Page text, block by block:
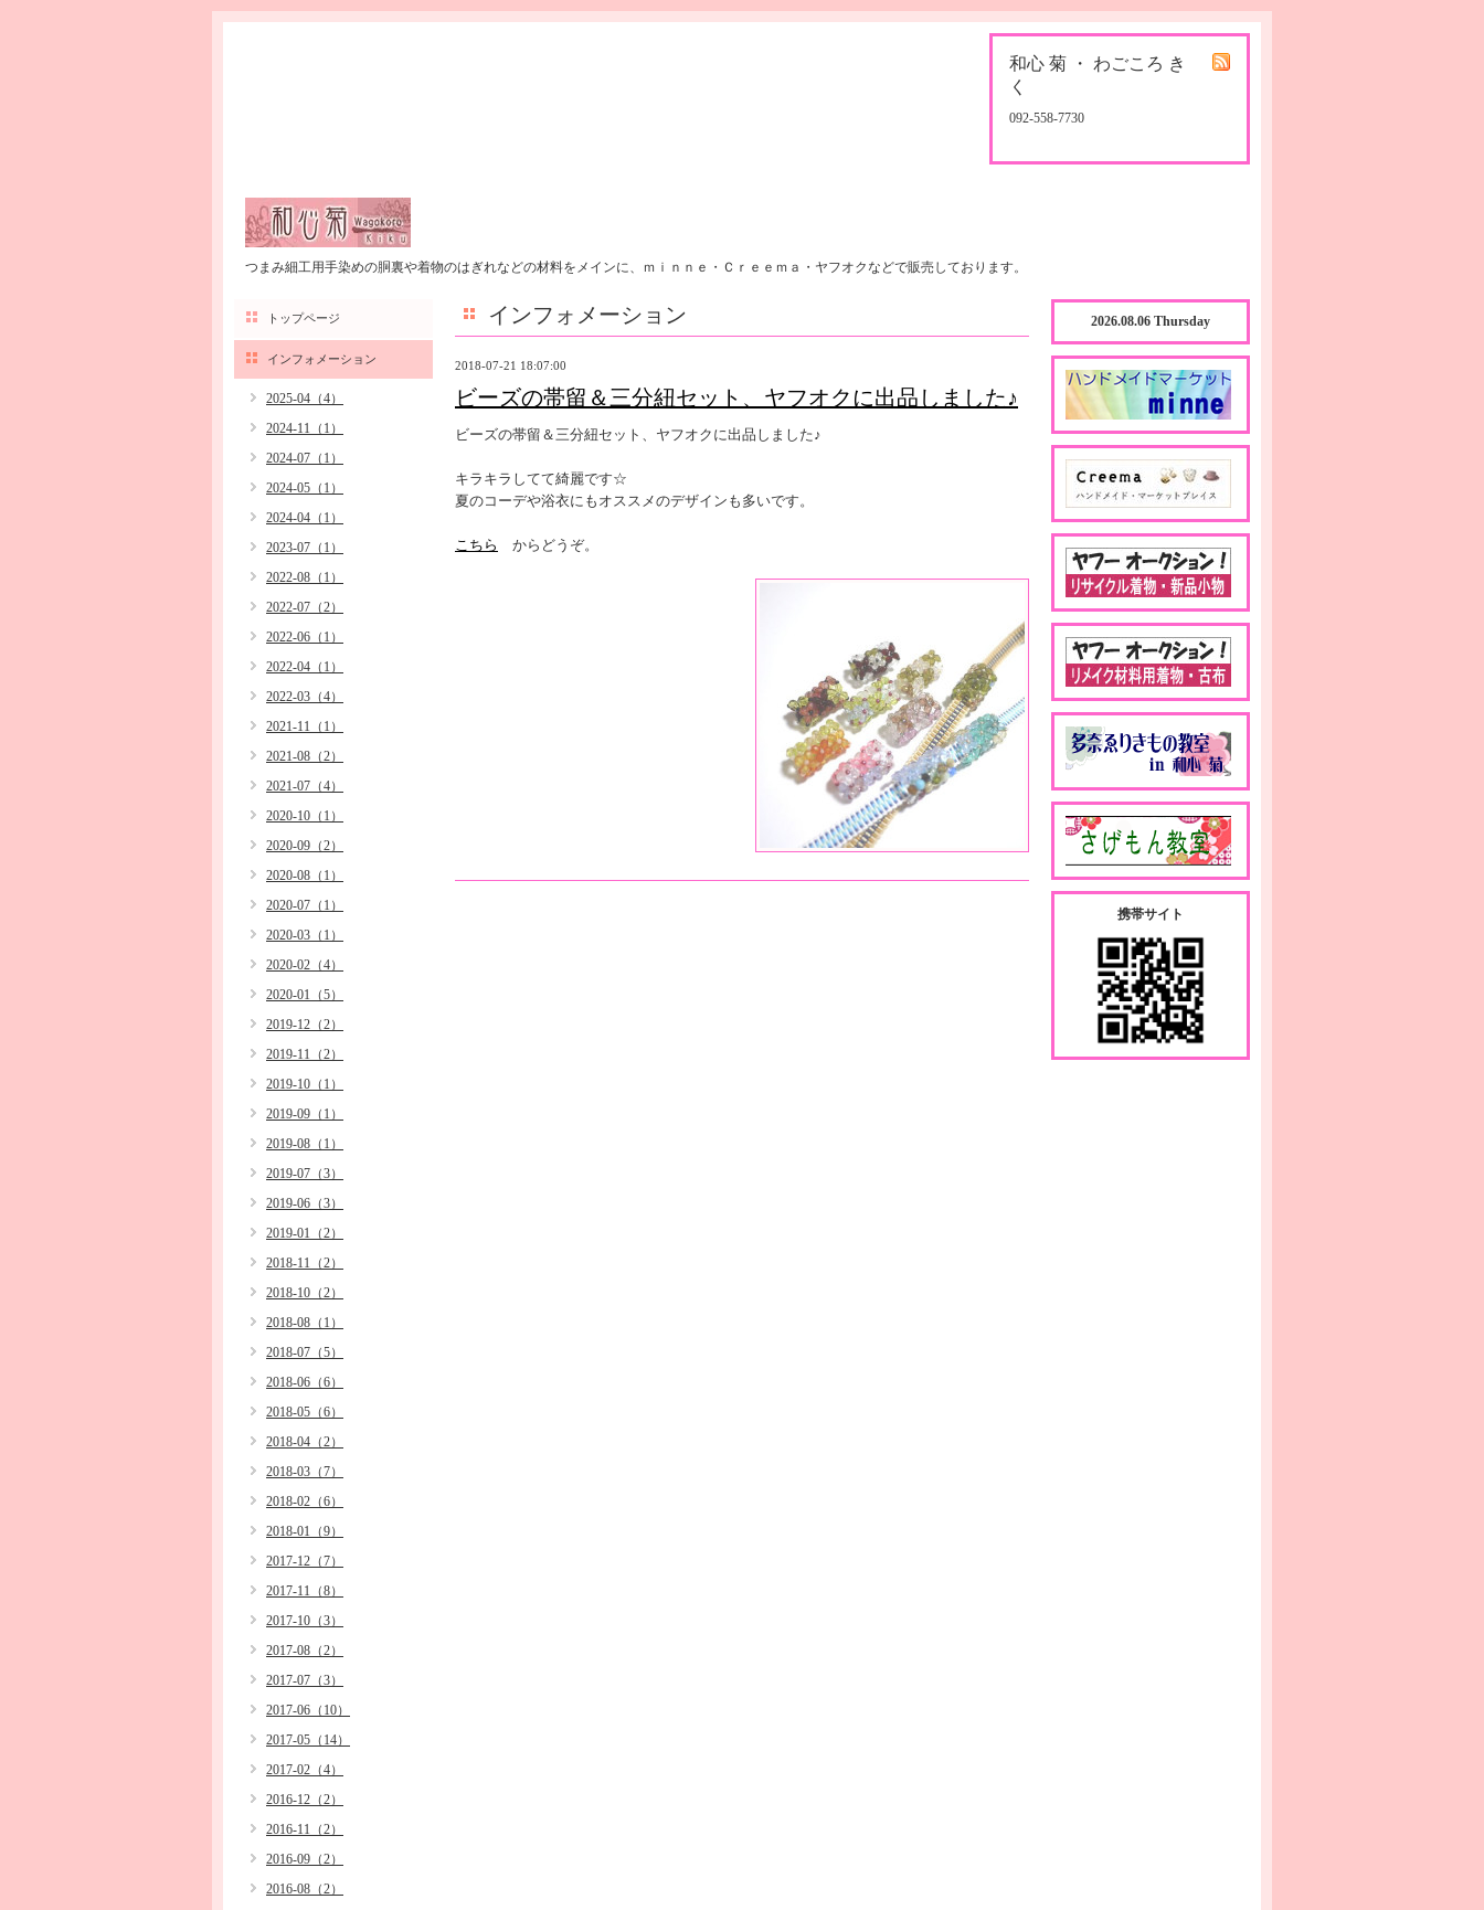
和心 菊 ・ わごころ き
く
092-558-7730
つまみ細工用手染めの胴裏や着物のはぎれなどの材料をメインに、ｍｉｎｎｅ・Ｃｒｅｅｍａ・ヤフオクなどで販売しております。
インフォメーション
2018-07-21 18:07:00
ビーズの帯留＆三分紐セット、ヤフオクに出品しました♪
ビーズの帯留＆三分紐セット、ヤフオクに出品しました♪
キラキラしてて綺麗です☆
夏のコーデや浴衣にもオススメのデザインも多いです。
こちら からどうぞ。
トップページ
インフォメーション
2025-04（4）
2024-11（1）
2024-07（1）
2024-05（1）
2024-04（1）
2023-07（1）
2022-08（1）
2022-07（2）
2022-06（1）
2022-04（1）
2022-03（4）
2021-11（1）
2021-08（2）
2021-07（4）
2020-10（1）
2020-09（2）
2020-08（1）
2020-07（1）
2020-03（1）
2020-02（4）
2020-01（5）
2019-12（2）
2019-11（2）
2019-10（1）
2019-09（1）
2019-08（1）
2019-07（3）
2019-06（3）
2019-01（2）
2018-11（2）
2018-10（2）
2018-08（1）
2018-07（5）
2018-06（6）
2018-05（6）
2018-04（2）
2018-03（7）
2018-02（6）
2018-01（9）
2017-12（7）
2017-11（8）
2017-10（3）
2017-08（2）
2017-07（3）
2017-06（10）
2017-05（14）
2017-02（4）
2016-12（2）
2016-11（2）
2016-09（2）
2016-08（2）
2026.08.06 Thursday
携帯サイト